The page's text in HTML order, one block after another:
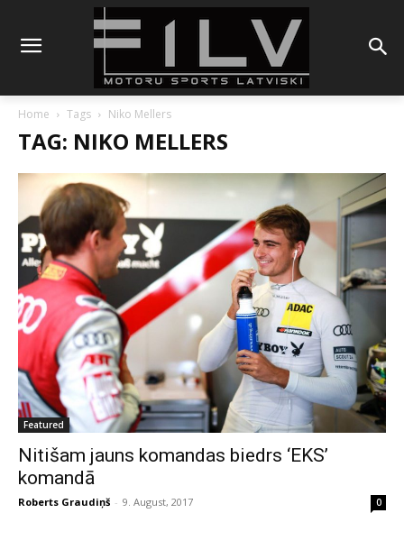
Home Tags Niko Mellers
TAG: NIKO MELLERS
Featured
Nitišam jauns komandas biedrs ‘EKS’
komandā
Roberts Graudiņš - 9. August, 2017 0